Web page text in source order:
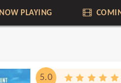
NOW PLAYING
5.0